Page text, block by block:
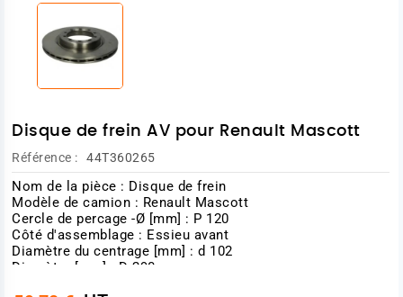
Disque de frein AV pour Renault Mascott
Référence : 44T360265
Nom de la pièce : Disque de frein
Modèle de camion : Renault Mascott
Cercle de percage -Ø [mm] : P 120
Côté d'assemblage : Essieu avant
Diamètre du centrage [mm] : d 102
Diamètre [mm] : D 290